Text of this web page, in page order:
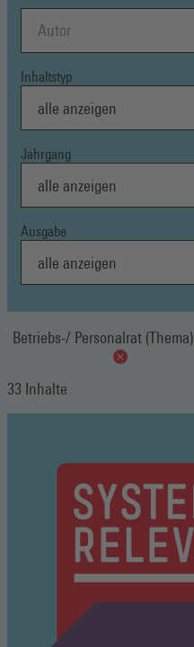
Inhaltstyp
Jahrgang
Ausgabe
Betriebs-/ Personalrat (Thema)
33 Inhalte